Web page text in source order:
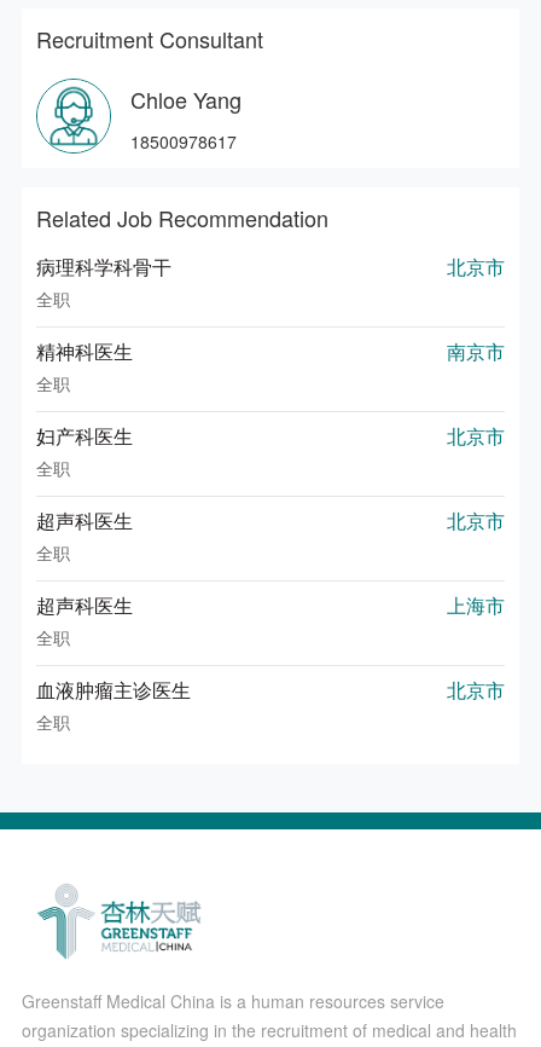
Recruitment Consultant
Chloe Yang
18500978617
Related Job Recommendation
病理科学科骨干
全职
北京市
精神科医生
全职
南京市
妇产科医生
全职
北京市
超声科医生
全职
北京市
超声科医生
全职
上海市
血液肿瘤主诊医生
全职
北京市
Greenstaff Medical China is a human resources service
organization specializing in the recruitment of medical and health